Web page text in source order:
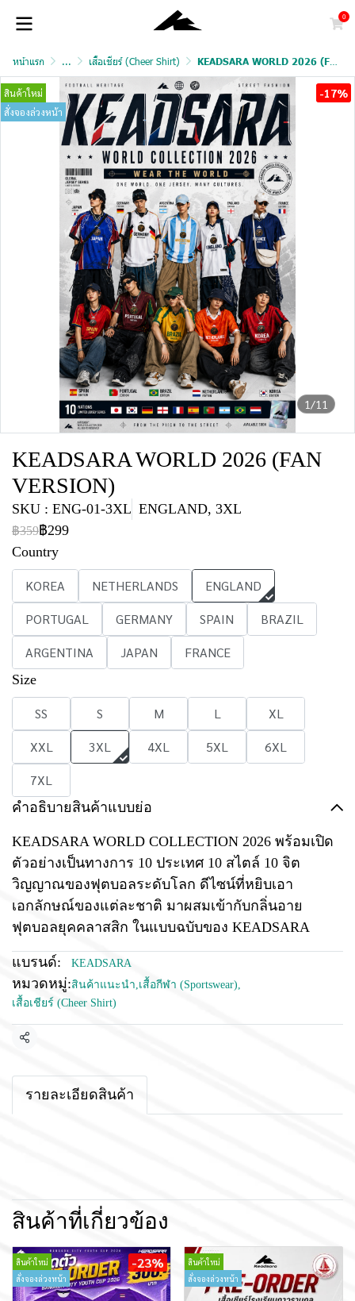
0
หน้าแรก ... เสื้อเชียร์ (Cheer Shirt) KEADSARA WORLD 2026 (FAN VERSION)
1/11
สินค้าใหม่
สั่งจองล่วงหน้า
-17%
KEADSARA WORLD 2026 (FAN
VERSION)
SKU : ENG-01-3XL ENGLAND, 3XL
฿359฿299
Country
KOREA NETHERLANDS
ENGLAND
PORTUGAL
GERMANY SPAIN
BRAZIL
ARGENTINA
JAPAN FRANCE
Size
SS S M L
XL
XXL
3XL 4XL 5XL
6XL
7XL
คำอธิบายสินค้าแบบย่อ
KEADSARA WORLD COLLECTION 2026 พร้อมเปิด
ตัวอย่างเป็นทางการ 10 ประเทศ 10 สไตล์ 10 จิต
วิญญาณของฟุตบอลระดับโลก ดีไซน์ที่หยิบเอา
เอกลักษณ์ของแต่ละชาติ มาผสมเข้ากับกลิ่นอาย
ฟุตบอลยุคคลาสสิก ในแบบฉบับของ KEADSARA
แบรนด์: KEADSARA
หมวดหมู่:สินค้าแนะนำ,เสื้อกีฬา (Sportswear),
เสื้อเชียร์ (Cheer Shirt)
แชร์
รายละเอียดสินค้า
สินค้าที่เกี่ยวข้อง
สินค้าใหม่
สั่งจองล่วงหน้า
-23%
สินค้าใหม่
สั่งจองล่วงหน้า